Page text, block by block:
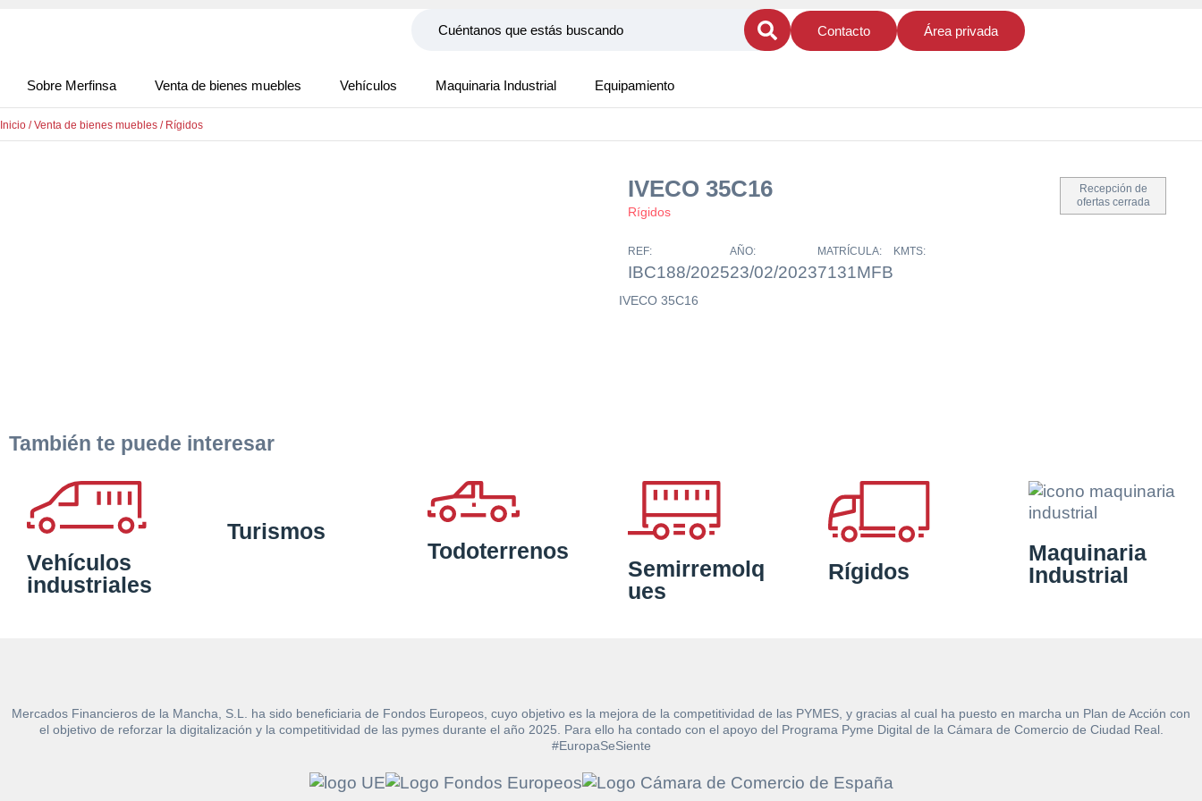
Contacto Área privada
Sobre Merfinsa Venta de bienes muebles Vehículos Maquinaria Industrial Equipamiento
Inicio /Venta de bienes muebles / Rígidos
IVECO 35C16
Rígidos
Recepción de
ofertas cerrada
REF:
IBC188/2025
AÑO:
23/02/2023
MATRÍCULA:
7131MFB
KMTS:
IVECO 35C16
También te puede interesar
Vehículos
industriales
Turismos
Todoterrenos
Semirremolq
ues
Rígidos
Maquinaria
Industrial
Mercados Financieros de la Mancha, S.L. ha sido beneficiaria de Fondos Europeos, cuyo objetivo es la mejora de la competitividad de las PYMES, y gracias al cual ha puesto en marcha un Plan de Acción con
el objetivo de reforzar la digitalización y la competitividad de las pymes durante el año 2025. Para ello ha contado con el apoyo del Programa Pyme Digital de la Cámara de Comercio de Ciudad Real.
#EuropaSeSiente